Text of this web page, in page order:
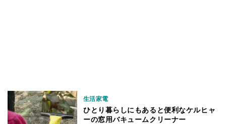
生活家電
ひとり暮らしにもあると便利なケルヒャ
ーの窓用バキュームクリーナー